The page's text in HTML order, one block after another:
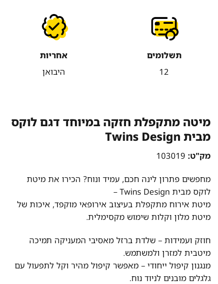
תשלומים
12
אחריות
היבואן
מיטה מתקפלת חזקה במיוחד דגם לוקס
מבית Twins Design
מק"ט:103019
מחפשים פתרון לינה חכם, עמיד ונוח? הכירו את מיטת
לוקס מבית Twins Design –
מיטת אירוח מתקפלת בעיצוב אירופאי מוקפד, איכות של
מיטת מלון וקלות שימוש מקסימלית.
חוזק ועמידות – שלדת ברזל מאסיבי המעניקה תמיכה
מיטבית למזרן ולמשתמש.
מנגנון קיפול ייחודי – מאפשר קיפול מהיר וקל לתפעול עם
גלגלים מובנים לניוד נוח.